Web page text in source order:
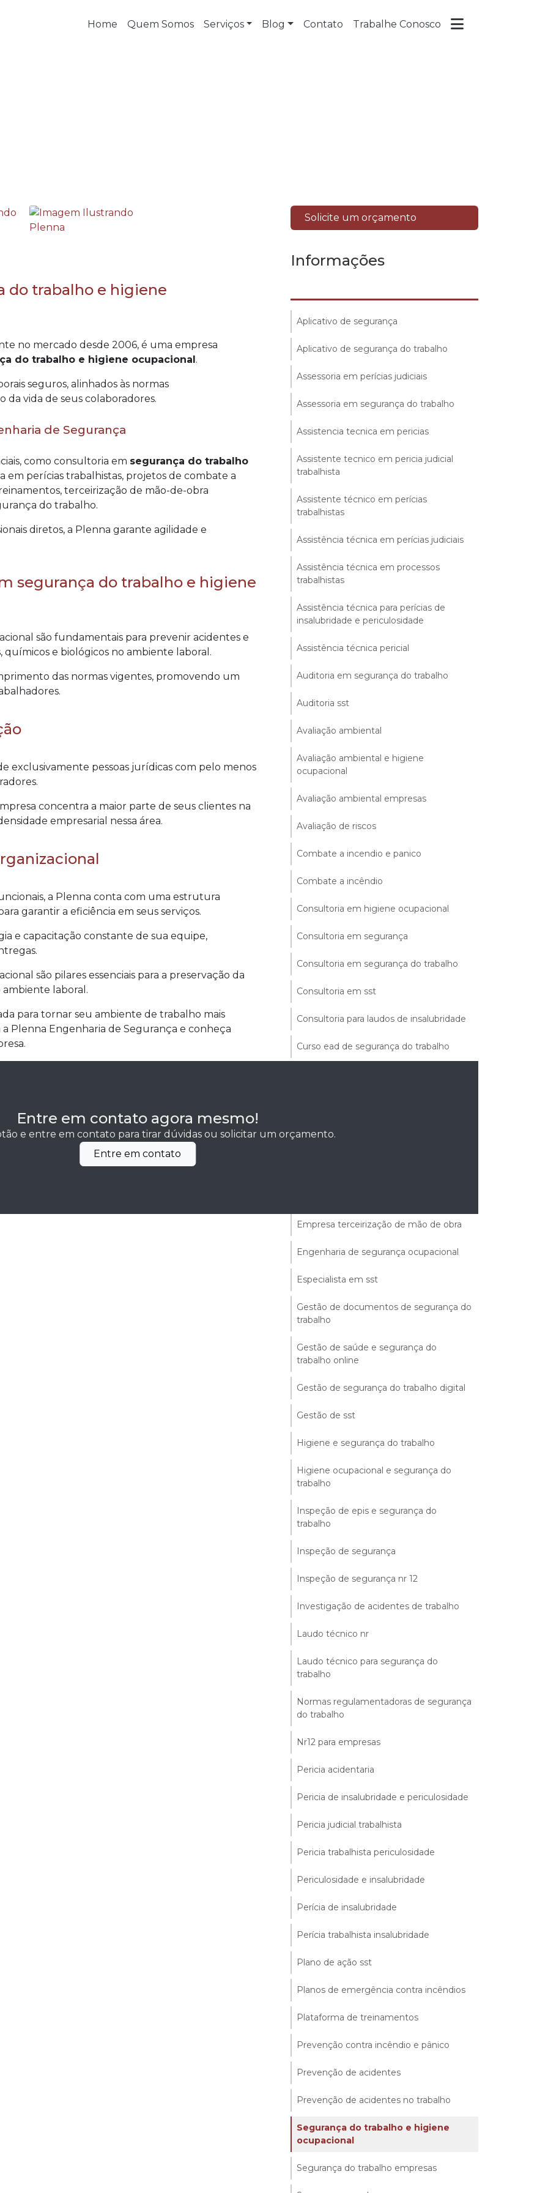
Home Quem Somos Serviços Blog Contato Trabalhe Conosco
do trabalho e higiene
no mercado desde 2006, é uma empresa
do trabalho e higiene ocupacional.
seguros, alinhados às normas
da vida de seus colaboradores.
de Segurança
como consultoria em segurança do trabalho
em perícias trabalhistas, projetos de combate a
terceirização de mão-de-obra
do trabalho.
diretos, a Plenna garante agilidade e
segurança do trabalho e higiene
são fundamentais para prevenir acidentes e
químicos e biológicos no ambiente laboral.
das normas vigentes, promovendo um
exclusivamente pessoas jurídicas com pelo menos
concentra a maior parte de seus clientes na
empresarial nessa área.
a Plenna conta com uma estrutura
garantir a eficiência em seus serviços.
e capacitação constante de sua equipe,
são pilares essenciais para a preservação da
laboral.
para tornar seu ambiente de trabalho mais
Plenna Engenharia de Segurança e conheça
Entre em contato agora mesmo!
e entre em contato para tirar dúvidas ou solicitar um orçamento.
Entre em contato
Solicite um orçamento
Informações
Aplicativo de segurança
Aplicativo de segurança do trabalho
Assessoria em perícias judiciais
Assessoria em segurança do trabalho
Assistencia tecnica em pericias
Assistente tecnico em pericia judicial
trabalhista
Assistente técnico em perícias
trabalhistas
Assistência técnica em perícias judiciais
Assistência técnica em processos
trabalhistas
Assistência técnica para perícias de
insalubridade e periculosidade
Assistência técnica pericial
Auditoria em segurança do trabalho
Auditoria sst
Avaliação ambiental
Avaliação ambiental e higiene
ocupacional
Avaliação ambiental empresas
Avaliação de riscos
Combate a incendio e panico
Combate a incêndio
Consultoria em higiene ocupacional
Consultoria em segurança
Consultoria em segurança do trabalho
Consultoria em sst
Consultoria para laudos de insalubridade
Curso ead de segurança do trabalho
Empresa de higiene ocupacional
Empresa terceirização de mão de obra
Engenharia de segurança ocupacional
Especialista em sst
Gestão de documentos de segurança do
trabalho
Gestão de saúde e segurança do
trabalho online
Gestão de segurança do trabalho digital
Gestão de sst
Higiene e segurança do trabalho
Higiene ocupacional e segurança do
trabalho
Inspeção de epis e segurança do
trabalho
Inspeção de segurança
Inspeção de segurança nr 12
Investigação de acidentes de trabalho
Laudo técnico nr
Laudo técnico para segurança do
trabalho
Normas regulamentadoras de segurança
do trabalho
Nr12 para empresas
Pericia acidentaria
Pericia de insalubridade e periculosidade
Pericia judicial trabalhista
Pericia trabalhista periculosidade
Periculosidade e insalubridade
Perícia de insalubridade
Perícia trabalhista insalubridade
Plano de ação sst
Planos de emergência contra incêndios
Plataforma de treinamentos
Prevenção contra incêndio e pânico
Prevenção de acidentes
Prevenção de acidentes no trabalho
Segurança do trabalho e higiene
ocupacional
Segurança do trabalho empresas